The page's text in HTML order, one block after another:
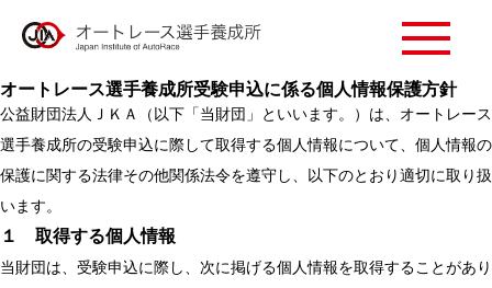
オートレース選手養成所受験申込に係る個人情報保護方針
公益財団法人ＪＫＡ（以下「当財団」といいます。）は、オートレース
選手養成所の受験申込に際して取得する個人情報について、個人情報の
保護に関する法律その他関係法令を遵守し、以下のとおり適切に取り扱
います。
１ 取得する個人情報
当財団は、受験申込に際し、次に掲げる個人情報を取得することがあり